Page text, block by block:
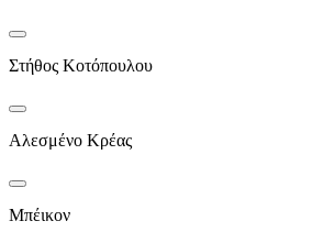
Στήθος Κοτόπουλου
Αλεσμένο Κρέας
Μπέικον